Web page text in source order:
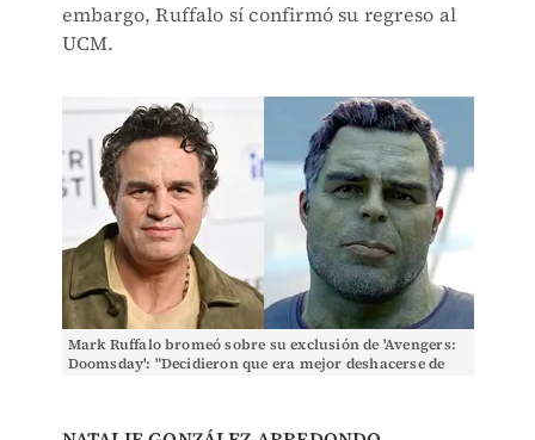
embargo, Ruffalo sí confirmó su regreso al
UCM.
Mark Ruffalo bromeó sobre su exclusión de 'Avengers:
Doomsday': "Decidieron que era mejor deshacerse de